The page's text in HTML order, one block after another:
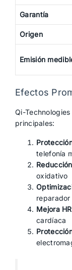
Garantía
Origen
Emisión
Efectos
Qi-
principales:
telefonía
oxidativo
reparador
Mejora
cardíaca